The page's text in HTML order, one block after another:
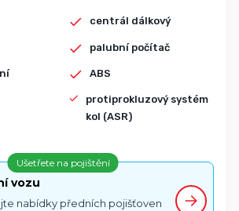
centrál dálkový
palubní počítač
ABS
protiprokluzový systém
kol (ASR)
Ušetřete na pojištění
vozu
nabídky předních pojišťoven